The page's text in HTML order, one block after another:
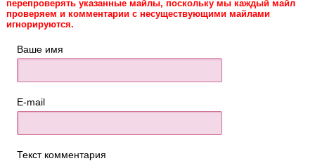
перепроверять указанные майлы, поскольку мы каждый майл
проверяем и комментарии с несуществующими майлами
игнорируются.
Ваше имя
E-mail
Текст комментария